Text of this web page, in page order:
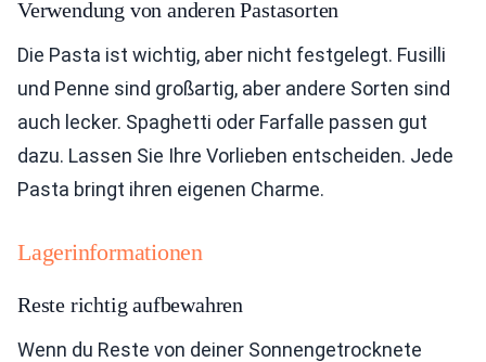
Verwendung von anderen Pastasorten
Die Pasta ist wichtig, aber nicht festgelegt. Fusilli
und Penne sind großartig, aber andere Sorten sind
auch lecker. Spaghetti oder Farfalle passen gut
dazu. Lassen Sie Ihre Vorlieben entscheiden. Jede
Pasta bringt ihren eigenen Charme.
Lagerinformationen
Reste richtig aufbewahren
Wenn du Reste von deiner Sonnengetrocknete